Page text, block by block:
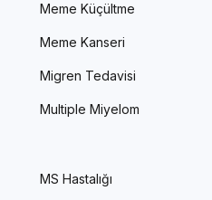
Meme Küçültme
Meme Kanseri
Migren Tedavisi
Multiple Miyelom
MS Hastalığı